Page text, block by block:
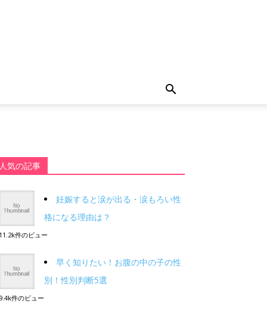
人気の記事
妊娠すると涙が出る・涙もろい性
格になる理由は？
11.2k件のビュー
早く知りたい！お腹の中の子の性
別！性別判断5選
9.4k件のビュー